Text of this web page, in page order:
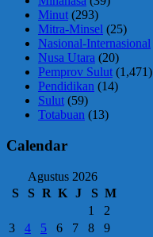
Minut (293)
Mitra-Minsel (25)
Nasional-Internasional
Nusa Utara (20)
Pemprov Sulut (1,471)
Pendidikan (14)
Sulut (59)
Totabuan (13)
Calendar
Agustus 2026
S
S R K J S M
1
2
3
4 5 6 7 8
9